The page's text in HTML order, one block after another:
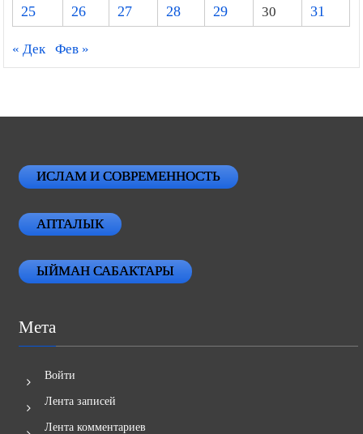
25
26 27 28 29 30 31
« Дек Фев »
ИСЛАМ И СОВРЕМЕННОСТЬ
АПТАЛЫК
ЫЙМАН САБАКТАРЫ
Мета
Войти
Лента записей
Лента комментариев